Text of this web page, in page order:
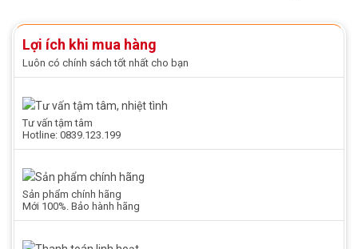
Lợi ích khi mua hàng
Luôn có chính sách tốt nhất cho bạn
Tư vấn tậm tâm
Hotline: 0839.123.199
Sản phẩm chính hãng
Mới 100%. Bảo hành hãng